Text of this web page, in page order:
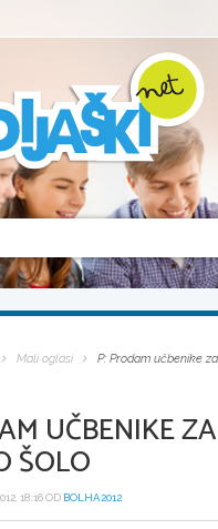
Mali oglasi
P: Prodam učbenike
UČBENIKE ZA
ŠOLO
18:16 OD BOLHA2012